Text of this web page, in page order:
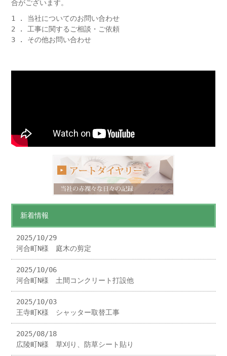
合がございます。
1 . 当社についてのお問い合わせ
2 . 工事に関するご相談・ご依頼
3 . その他お問い合わせ
新着情報
2025/10/29
河合町N様 庭木の剪定
2025/10/06
河合町N様 土間コンクリート打設他
2025/10/03
王寺町K様 シャッター取替工事
2025/08/18
広陵町N様 草刈り、防草シート貼り